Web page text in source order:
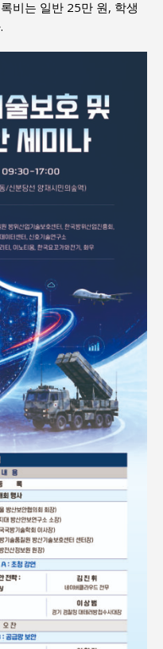
비는 일반 25만 원, 학생